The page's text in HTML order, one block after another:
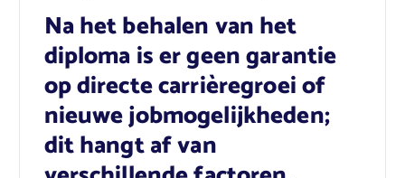
Na het behalen van het
diploma is er geen garantie
op directe carrièregroei of
nieuwe jobmogelijkheden;
dit hangt af van